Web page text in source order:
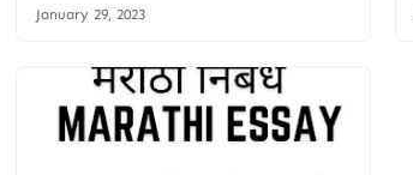
January 29, 2023